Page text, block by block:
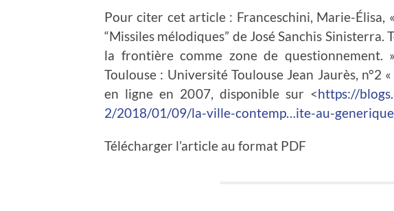
Pour citer cet article : Franceschini, Marie-Élisa,
“Missiles mélodiques” de José Sanchis
la frontière comme zone de questionnement.
Toulouse : Université Toulouse Jean Jaurès, n°2
en ligne en 2007, disponible sur <https://
2/2018/01/09/la-ville-contemp…ite-au-
Télécharger l’article au format PDF